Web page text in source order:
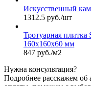
Искусственный
1312.5 руб./шт
Тротуарная
160х160х60 мм
847 руб./м2
Нужна консультация?
Подробнее расскажем об